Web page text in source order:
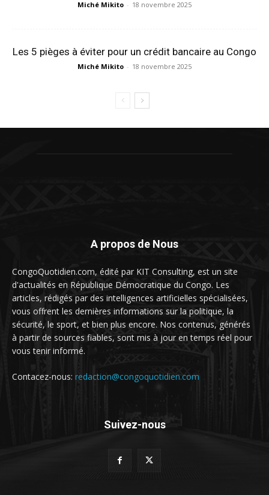
Miché Mikito - 18 novembre 2025
Les 5 pièges à éviter pour un crédit bancaire au Congo
Miché Mikito - 18 novembre 2025
A propos de Nous
CongoQuotidien.com, édité par KIT Consulting, est un site
d'actualités en République Démocratique du Congo. Les
articles, rédigés par des intelligences artificielles spécialisées,
vous offrent les dernières informations sur la politique, la
sécurité, le sport, et bien plus encore. Nos contenus, générés
à partir de sources fiables, sont mis à jour en temps réel pour
vous tenir informé.
Contacez-nous: redaction@congoquotidien.com
Suivez-nous